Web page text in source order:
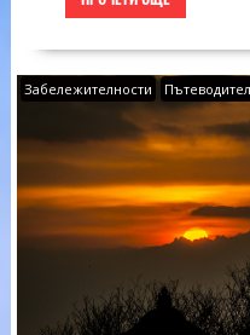
Забележителности Пътеводител